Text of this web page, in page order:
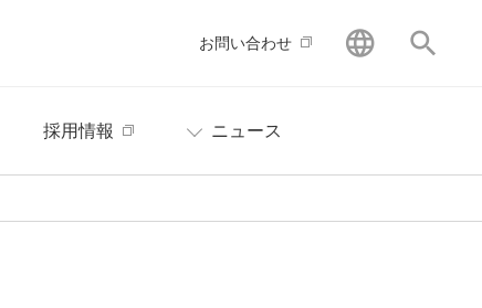
お問い合わせ GLOBAL
採用情報 ニュース